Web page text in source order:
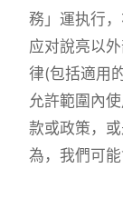
務」運执行
应对說亮以
律(包括適用
允許範圍內
款或政策，
為，我們可